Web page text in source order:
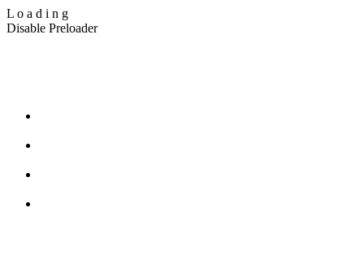
L o a d i n g
Disable Preloader